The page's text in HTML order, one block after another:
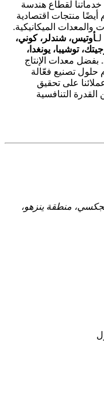
خدماتنا لقطاع هندسة
منتجات اقتصادية
الميكانيكية.
أوتيس، شندلر، كوني،
توشيبا، يونغدا،
معدات الإنتاج
حلول تصنيع فعّالة
على تحقيق
القدرة التنافسية
هينجكسي، منطقة ينزهو،